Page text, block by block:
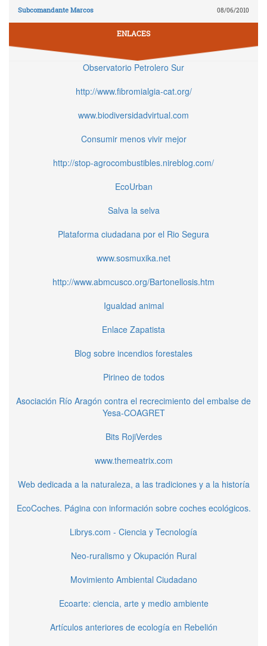
Subcomandante Marcos 08/06/2010
ENLACES
Observatorio Petrolero Sur
http://www.fibromialgia-cat.org/
www.biodiversidadvirtual.com
Consumir menos vivir mejor
http://stop-agrocombustibles.nireblog.com/
EcoUrban
Salva la selva
Plataforma ciudadana por el Rio Segura
www.sosmuxika.net
http://www.abmcusco.org/Bartonellosis.htm
Igualdad animal
Enlace Zapatista
Blog sobre incendios forestales
Pirineo de todos
Asociación Río Aragón contra el recrecimiento del embalse de
Yesa-COAGRET
Bits RojiVerdes
www.themeatrix.com
Web dedicada a la naturaleza, a las tradiciones y a la historía
EcoCoches. Página con información sobre coches ecológicos.
Librys.com - Ciencia y Tecnología
Neo-ruralismo y Okupación Rural
Movimiento Ambiental Ciudadano
Ecoarte: ciencia, arte y medio ambiente
Artículos anteriores de ecología en Rebelión